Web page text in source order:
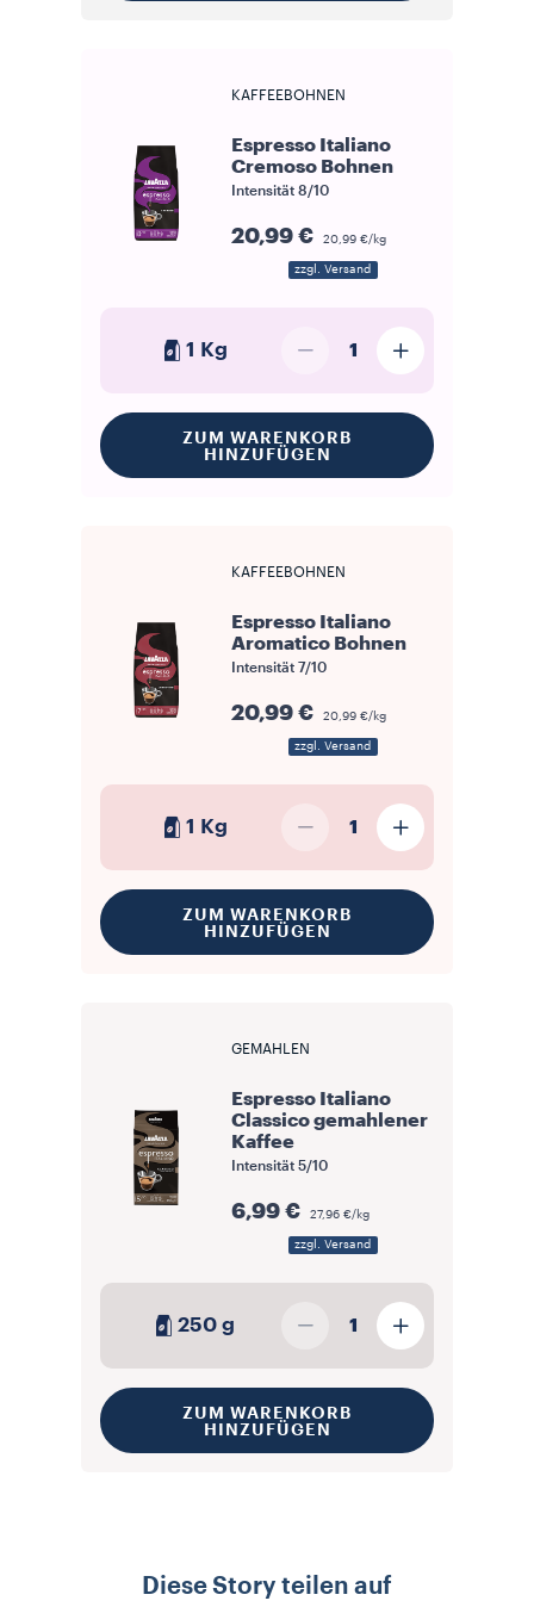
KAFFEEBOHNEN
Espresso Italiano
Cremoso Bohnen
Intensität 8/10
20,99 € 20,99 €/kg
zzgl. Versand
1 Kg 1
ZUM WARENKORB
HINZUFÜGEN
KAFFEEBOHNEN
Espresso Italiano
Aromatico Bohnen
Intensität 7/10
20,99 € 20,99 €/kg
zzgl. Versand
1 Kg 1
ZUM WARENKORB
HINZUFÜGEN
GEMAHLEN
Espresso Italiano
Classico gemahlener
Kaffee
Intensität 5/10
6,99 € 27,96 €/kg
zzgl. Versand
250 g 1
ZUM WARENKORB
HINZUFÜGEN
Diese Story teilen auf